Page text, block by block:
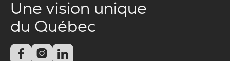
Une vision unique
du Québec
  